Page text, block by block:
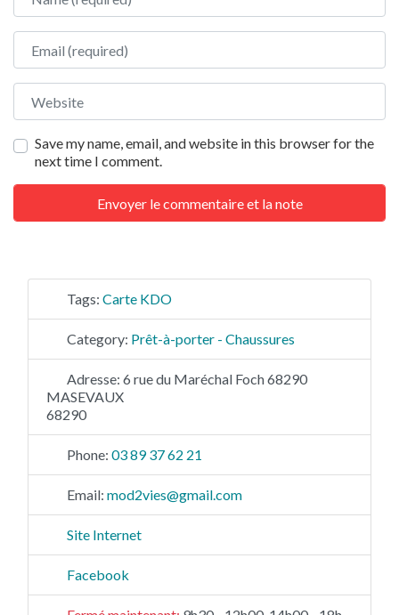
Email
Website
Save my name, email, and website in this browser for the
next time I comment.
Tags: Carte KDO
Category: Prêt-à-porter - Chaussures
Adresse: 6 rue du Maréchal Foch 68290
MASEVAUX
68290
Phone: 03 89 37 62 21
Email: mod2vies@gmail.com
Site Internet
Facebook